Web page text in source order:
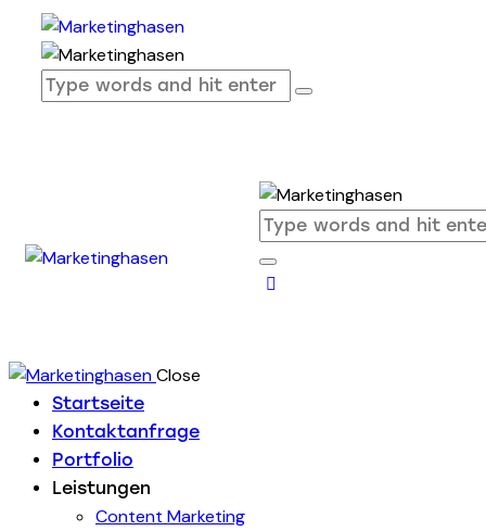
Close
Startseite
Kontaktanfrage
Portfolio
Leistungen
Content Marketing